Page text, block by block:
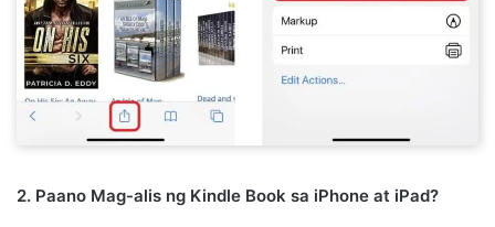
2. Paano Mag-alis ng Kindle Book sa iPhone at iPad?